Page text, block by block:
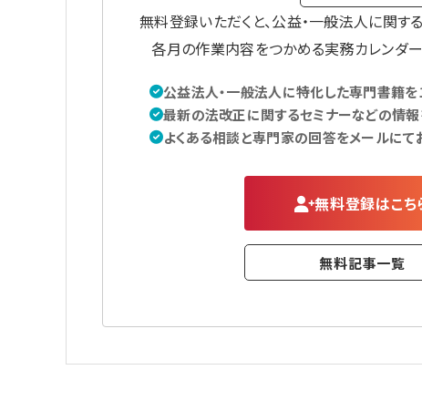
無料登録いただくと、公益・一般法人に関
各月の作業内容をつかめる実務カレンダ
公益法人・一般法人に特化した専門書籍を
最新の法改正に関するセミナーなどの情報
よくある相談と専門家の回答をメールにて
無料登録はこち
無料記事一覧